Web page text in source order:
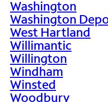
Washington
Washington
West Hartland
Willimantic
Willington
Windham
Winsted
Woodbury